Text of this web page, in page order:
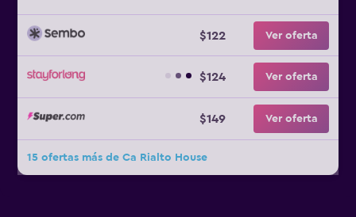
$122 Ver oferta
$124 Ver oferta
$149 Ver oferta
15 ofertas más de Ca Rialto House